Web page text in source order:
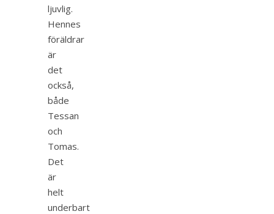
ljuvlig.
Hennes
föräldrar
är
det
också,
både
Tessan
och
Tomas.
Det
är
helt
underbart